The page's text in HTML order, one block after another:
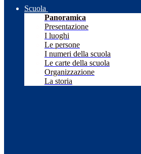
Scuola
Panoramica
Presentazione
I luoghi
Le persone
I numeri della scuola
Le carte della scuola
Organizzazione
La storia